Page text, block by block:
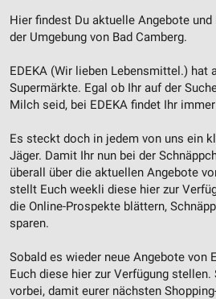
Hier findest Du aktuelle Angebote
der Umgebung von Bad Camberg.
EDEKA (Wir lieben Lebensmittel.) hat
Supermärkte. Egal ob Ihr auf der
Milch seid, bei EDEKA findet Ihr
Es steckt doch in jedem von uns ein
Jäger. Damit Ihr nun bei der
überall über die aktuellen Angebote
stellt Euch weekli diese hier zur
die Online-Prospekte blättern,
sparen.
Sobald es wieder neue Angebote von
Euch diese hier zur Verfügung
vorbei, damit eurer nächsten